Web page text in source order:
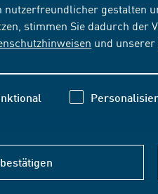
nutzerfreundlicher gestalten
stimmen Sie dadurch der
und unserer